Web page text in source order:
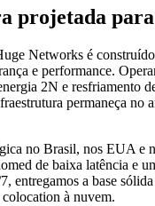
projetada
Networks é
e performance.
2N e resfriamento
permaneça no
no Brasil, nos EUA e
de baixa latência e
entregamos a base
à nuvem.